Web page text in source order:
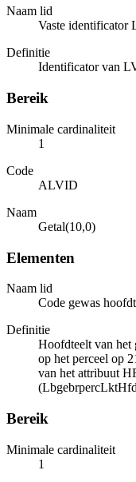
Naam lid
Vaste identificator
Definitie
Identificator van
Bereik
Minimale cardinaliteit
1
Code
ALVID
Naam
Getal(10,0)
Elementen
Naam lid
Code gewas
Definitie
Hoofdteelt van het
op het perceel op
van het attribuut
Bereik
Minimale cardinaliteit
1